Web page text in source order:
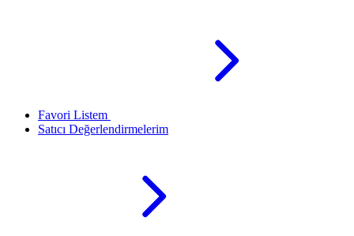
Favori Listem
Satıcı Değerlendirmelerim